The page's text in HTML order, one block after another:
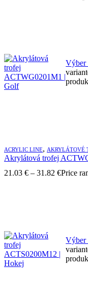
Výber
ACRYLIC LINE, AKRYLÁTOVÉ
Akrylátová trofej
21.03 € – 31.82 €Price
Výber